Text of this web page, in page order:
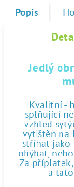
Popis
Jedlý
Kvalitní -
splňující
vzhled
vytištěn na
stříhat jako
ohýbat,
Za
a